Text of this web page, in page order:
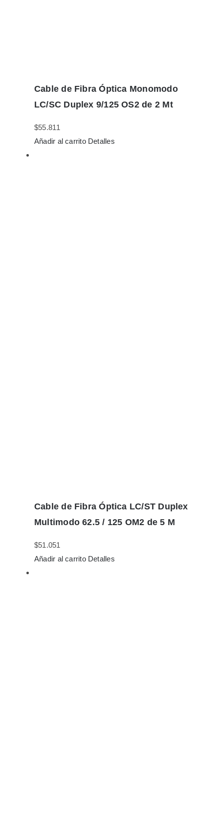
Cable de Fibra Óptica Monomodo
LC/SC Duplex 9/125 OS2 de 2 Mt
$55.811
Añadir al carrito Detalles
Cable de Fibra Óptica LC/ST Duplex
Multimodo 62.5 / 125 OM2 de 5 M
$51.051
Añadir al carrito Detalles